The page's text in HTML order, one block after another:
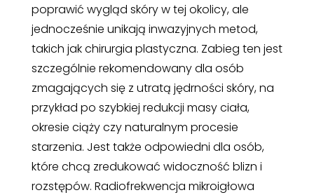
poprawić wygląd skóry w tej okolicy, ale
jednocześnie unikają inwazyjnych metod,
takich jak chirurgia plastyczna. Zabieg ten jest
szczególnie rekomendowany dla osób
zmagających się z utratą jędrności skóry, na
przykład po szybkiej redukcji masy ciała,
okresie ciąży czy naturalnym procesie
starzenia. Jest także odpowiedni dla osób,
które chcą zredukować widoczność blizn i
rozstępów. Radiofrekwencja mikroigłowa